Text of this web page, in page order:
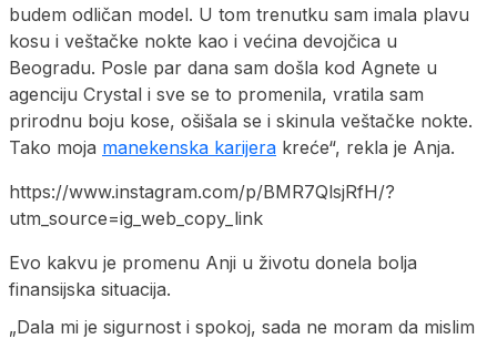
budem odličan model. U tom trenutku sam imala plavu
kosu i veštačke nokte kao i većina devojčica u
Beogradu. Posle par dana sam došla kod Agnete u
agenciju Crystal i sve se to promenila, vratila sam
prirodnu boju kose, ošišala se i skinula veštačke nokte.
Tako moja manekenska karijera kreće“, rekla je Anja.
https://www.instagram.com/p/BMR7QlsjRfH/?
utm_source=ig_web_copy_link
Evo kakvu je promenu Anji u životu donela bolja
finansijska situacija.
„Dala mi je sigurnost i spokoj, sada ne moram da mislim